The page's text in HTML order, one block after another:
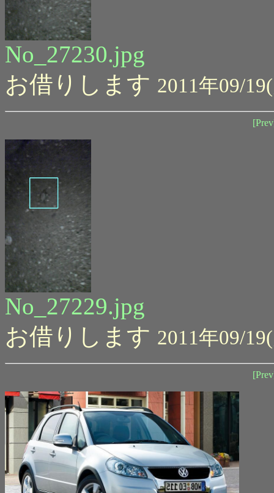
No_27230.jpg
お借りします 2011年09/
No_27229.jpg
お借りします 2011年09/